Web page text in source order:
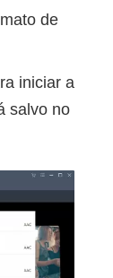
de
iniciar a
salvo no